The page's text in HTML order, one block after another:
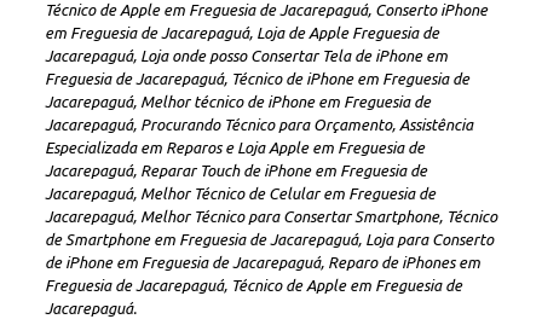
Técnico de Apple em Freguesia de Jacarepaguá, Conserto iPhone
em Freguesia de Jacarepaguá, Loja de Apple Freguesia de
Jacarepaguá, Loja onde posso Consertar Tela de iPhone em
Freguesia de Jacarepaguá, Técnico de iPhone em Freguesia de
Jacarepaguá, Melhor técnico de iPhone em Freguesia de
Jacarepaguá, Procurando Técnico para Orçamento, Assistência
Especializada em Reparos e Loja Apple em Freguesia de
Jacarepaguá, Reparar Touch de iPhone em Freguesia de
Jacarepaguá, Melhor Técnico de Celular em Freguesia de
Jacarepaguá, Melhor Técnico para Consertar Smartphone, Técnico
de Smartphone em Freguesia de Jacarepaguá, Loja para Conserto
de iPhone em Freguesia de Jacarepaguá, Reparo de iPhones em
Freguesia de Jacarepaguá, Técnico de Apple em Freguesia de
Jacarepaguá.